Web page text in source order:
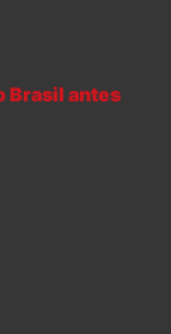
Brasil antes